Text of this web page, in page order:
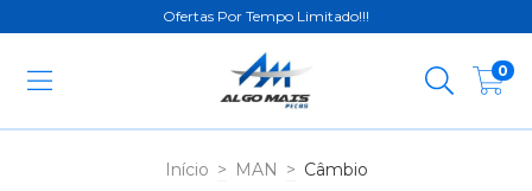
Ofertas Por Tempo Limitado!!!
0
Início > MAN > Câmbio